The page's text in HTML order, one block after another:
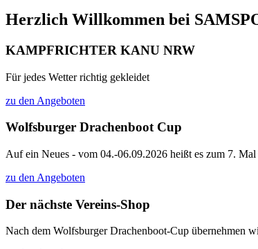
Herzlich Willkommen bei
KAMPFRICHTER KANU NRW
Für jedes Wetter richtig gekleidet
zu den Angeboten
Wolfsburger Drachenboot Cup
Auf ein Neues - vom 04.-06.09.2026 heißt es zum 7.
zu den Angeboten
Der nächste Vereins-Shop
Nach dem Wolfsburger Drachenboot-Cup übernehmen